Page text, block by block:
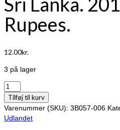
Rupees.
12.00kr.
3 på lager
Sri
Lanka.
2019.
100
Tilføj til kurv
Varenummer (SKU): 3B057-006
Udlandet